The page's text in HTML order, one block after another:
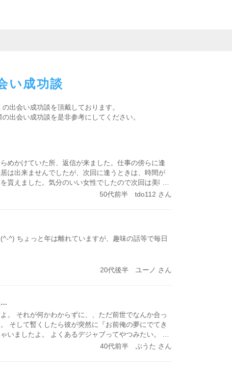
い成功談
の出会い成功談を頂戴しております。
の出会い成功談を是非参考にしてください。
めかけていた所、返信が来ました。仕事の傍らに逢
は出来ませんでしたが、次回に逢うときは、時間が
貰えました。気分のいい女性でしたので次回は美味
50代前半 tdo112 さん
^) ちょっと年は離れていますが、趣味の話等で毎日
20代後半 ユーノ さん
…
。 それが何かわからずに、、ただ前世でなんか合っ
そして暫くしたら彼が突然に『お前俺の夢にでてき
いましたよ。 よくあるデジャブってやつみたい。そ
るらしい。 それ聞いて、やっぱ出会うべき人とあた
した。 サイト放置してたのに、最高の出会い貰いま
40代前半 ぷうた さん